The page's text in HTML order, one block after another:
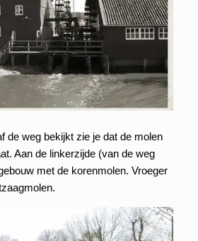
de weg bekijkt zie je dat de molen
Aan de linkerzijde (van de weg
met de korenmolen. Vroeger